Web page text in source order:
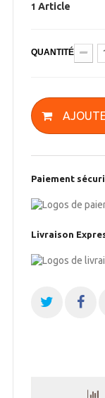
1 Article
QUANTITÉ
Paiement
Livraison